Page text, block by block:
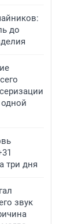
до
три дня
звук